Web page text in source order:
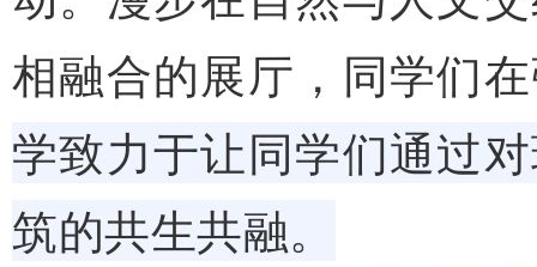
相融合的展厅，同学们
学致力于让同学们通过
筑的共生共融。